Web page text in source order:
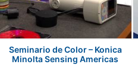
Seminario de Color – Konica
Minolta Sensing Americas